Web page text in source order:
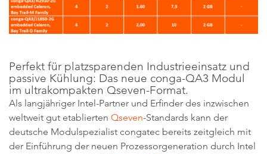
Perfekt für platzsparenden Industrieeinsatz und
passive Kühlung: Das neue conga-QA3 Modul
im ultrakompakten Qseven-Format.
Als langjähriger Intel-Partner und Erfinder des inzwischen
weltweit gut etablierten Qseven-Standards kann der
deutsche Modulspezialist congatec bereits zeitgleich mit
der Einführung der neuen Prozessorgeneration durch Intel